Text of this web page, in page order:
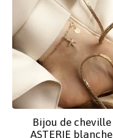
Bijou de cheville
ASTERIE blanche